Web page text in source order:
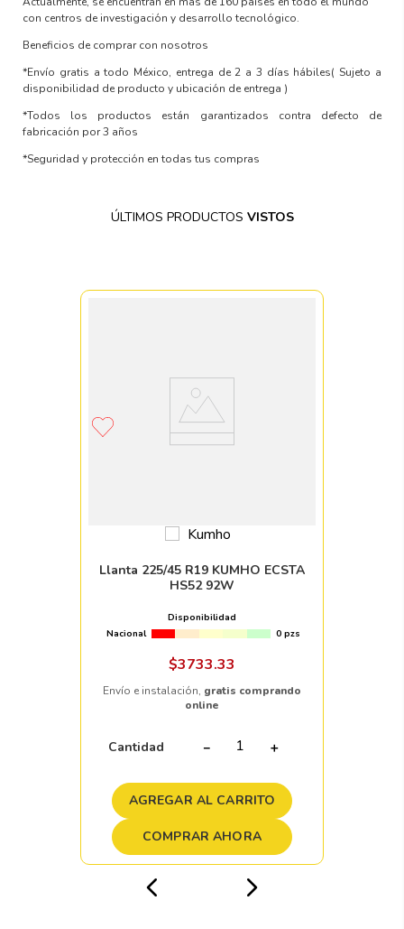
con centros de investigación y desarrollo tecnológico.
Beneficios de comprar con nosotros
*Envío gratis a todo México, entrega de 2 a 3 días hábiles( Sujeto a
disponibilidad de producto y ubicación de entrega )
*Todos los productos están garantizados contra defecto de
fabricación por 3 años
*Seguridad y protección en todas tus compras
ÚLTIMOS PRODUCTOS VISTOS
Llanta 225/45 R19 KUMHO ECSTA
HS52 92W
Disponibilidad
Nacional
0 pzs
$3733.33
Envío e instalación, gratis comprando
online
Cantidad ＋
－
AGREGAR AL CARRITO
COMPRAR AHORA